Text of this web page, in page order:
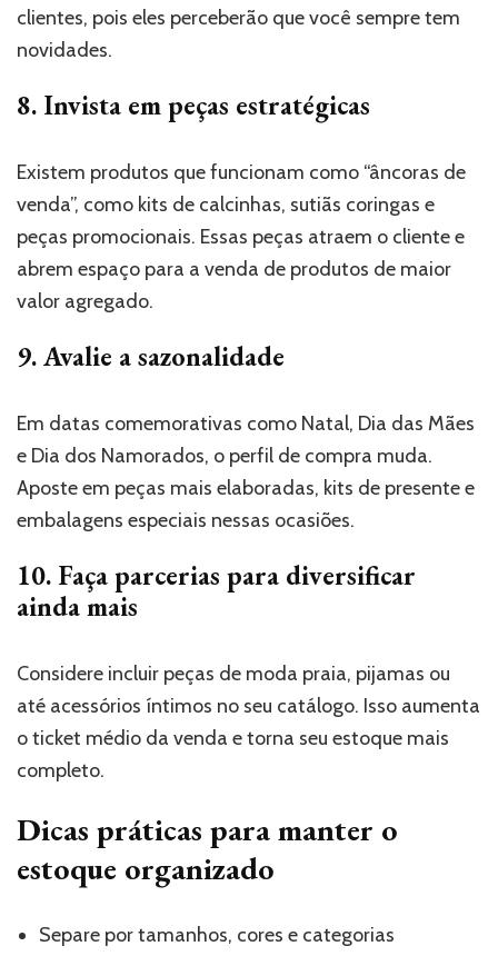
clientes, pois eles perceberão que você sempre tem
novidades.
8. Invista em peças estratégicas
Existem produtos que funcionam como “âncoras de
venda”, como kits de calcinhas, sutiãs coringas e
peças promocionais. Essas peças atraem o cliente e
abrem espaço para a venda de produtos de maior
valor agregado.
9. Avalie a sazonalidade
Em datas comemorativas como Natal, Dia das Mães
e Dia dos Namorados, o perfil de compra muda.
Aposte em peças mais elaboradas, kits de presente e
embalagens especiais nessas ocasiões.
10. Faça parcerias para diversificar
ainda mais
Considere incluir peças de moda praia, pijamas ou
até acessórios íntimos no seu catálogo. Isso aumenta
o ticket médio da venda e torna seu estoque mais
completo.
Dicas práticas para manter o
estoque organizado
Separe por tamanhos, cores e categorias